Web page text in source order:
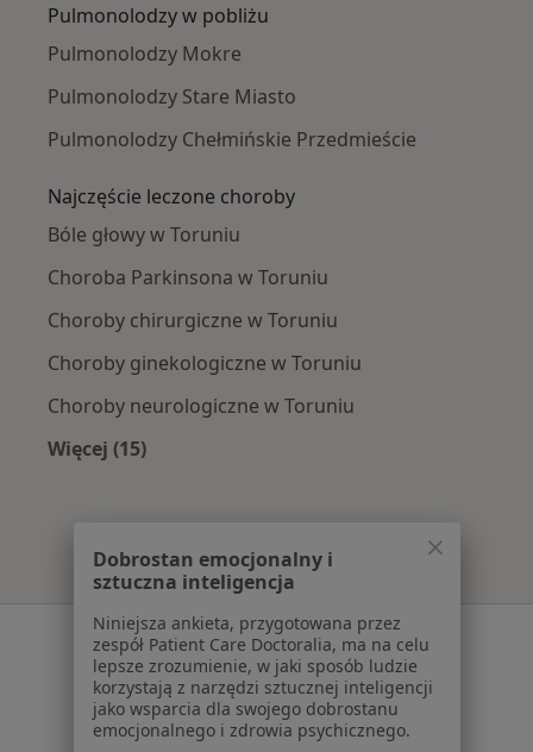
Pulmonolodzy w pobliżu
Pulmonolodzy Mokre
Pulmonolodzy Stare Miasto
Pulmonolodzy Chełmińskie Przedmieście
Najczęście leczone choroby
Bóle głowy w Toruniu
Choroba Parkinsona w Toruniu
Choroby chirurgiczne w Toruniu
Choroby ginekologiczne w Toruniu
Choroby neurologiczne w Toruniu
Więcej (15)
Serwis
Regulamin
Polityka prywatności pacjentów
Polityka prywatności profesjonalistów
Dobrostan emocjonalny i
sztuczna inteligencja
Niniejsza ankieta, przygotowana przez
zespół Patient Care Doctoralia, ma na celu
lepsze zrozumienie, w jaki sposób ludzie
korzystają z narzędzi sztucznej inteligencji
jako wsparcia dla swojego dobrostanu
emocjonalnego i zdrowia psychicznego.